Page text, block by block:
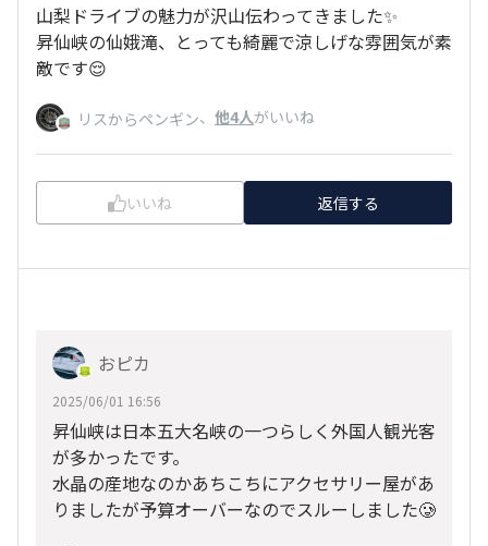
山梨ドライブの魅力が沢山伝わってきました✨
昇仙峡の仙娥滝、とっても綺麗で涼しげな雰囲気が素
敵です😌
リスからペンギン、 他4人がいいね
いいね 返信する
おピカ
2025/06/01 16:56
昇仙峡は日本五大名峡の一つらしく外国人観光客
が多かったです。
水晶の産地なのかあちこちにアクセサリー屋があ
りましたが予算オーバーなのでスルーしました🥲